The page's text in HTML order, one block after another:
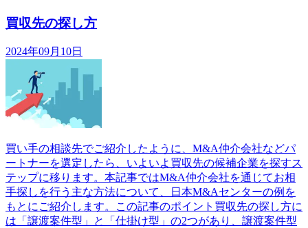
買収先の探し方
2024年09月10日
買い手の相談先でご紹介したように、M&A仲介会社などパ
ートナーを選定したら、いよいよ買収先の候補企業を探すス
テップに移ります。本記事ではM&A仲介会社を通じてお相
手探しを行う主な方法について、日本M&Aセンターの例を
もとにご紹介します。この記事のポイント買収先の探し方に
は「譲渡案件型」と「仕掛け型」の2つがあり、譲渡案件型